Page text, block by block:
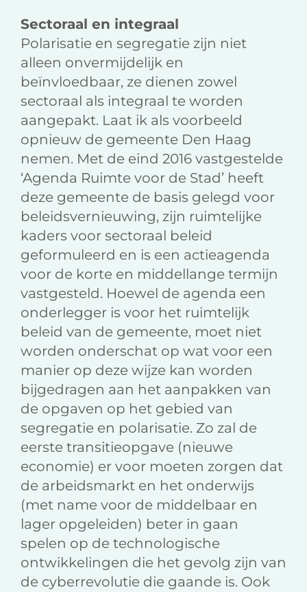
Sectoraal en integraal
Polarisatie en segregatie zijn niet
alleen onvermijdelijk en
beïnvloedbaar, ze dienen zowel
sectoraal als integraal te worden
aangepakt. Laat ik als voorbeeld
opnieuw de gemeente Den Haag
nemen. Met de eind 2016 vastgestelde
‘Agenda Ruimte voor de Stad’ heeft
deze gemeente de basis gelegd voor
beleidsvernieuwing, zijn ruimtelijke
kaders voor sectoraal beleid
geformuleerd en is een actieagenda
voor de korte en middellange termijn
vastgesteld. Hoewel de agenda een
onderlegger is voor het ruimtelijk
beleid van de gemeente, moet niet
worden onderschat op wat voor een
manier op deze wijze kan worden
bijgedragen aan het aanpakken van
de opgaven op het gebied van
segregatie en polarisatie. Zo zal de
eerste transitieopgave (nieuwe
economie) er voor moeten zorgen dat
de arbeidsmarkt en het onderwijs
(met name voor de middelbaar en
lager opgeleiden) beter in gaan
spelen op de technologische
ontwikkelingen die het gevolg zijn van
de cyberrevolutie die gaande is. Ook